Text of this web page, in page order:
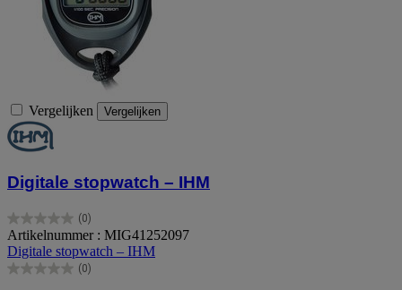
Vergelijken Vergelijken
Digitale stopwatch – IHM
(0)
0.0
van
de
5
Artikelnummer : MIG41252097
Digitale stopwatch – IHM
(0)
0.0